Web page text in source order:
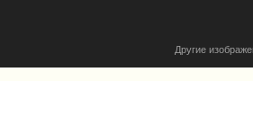
Другие